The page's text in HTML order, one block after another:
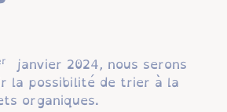
janvier 2024, nous serons
la possibilité de trier à la
organiques.